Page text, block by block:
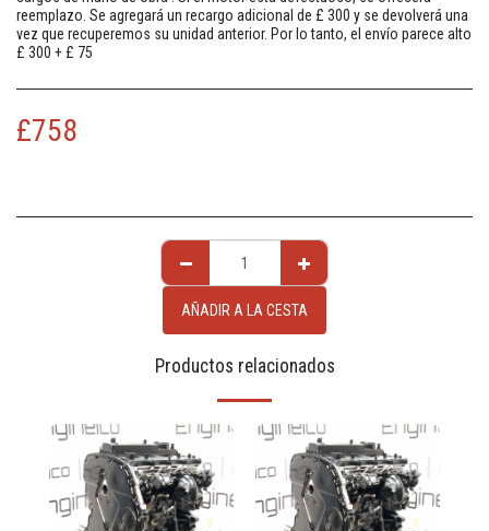
reemplazo. Se agregará un recargo adicional de £ 300 y se devolverá una
vez que recuperemos su unidad anterior. Por lo tanto, el envío parece alto
£ 300 + £ 75
£758
AÑADIR A LA CESTA
Productos relacionados